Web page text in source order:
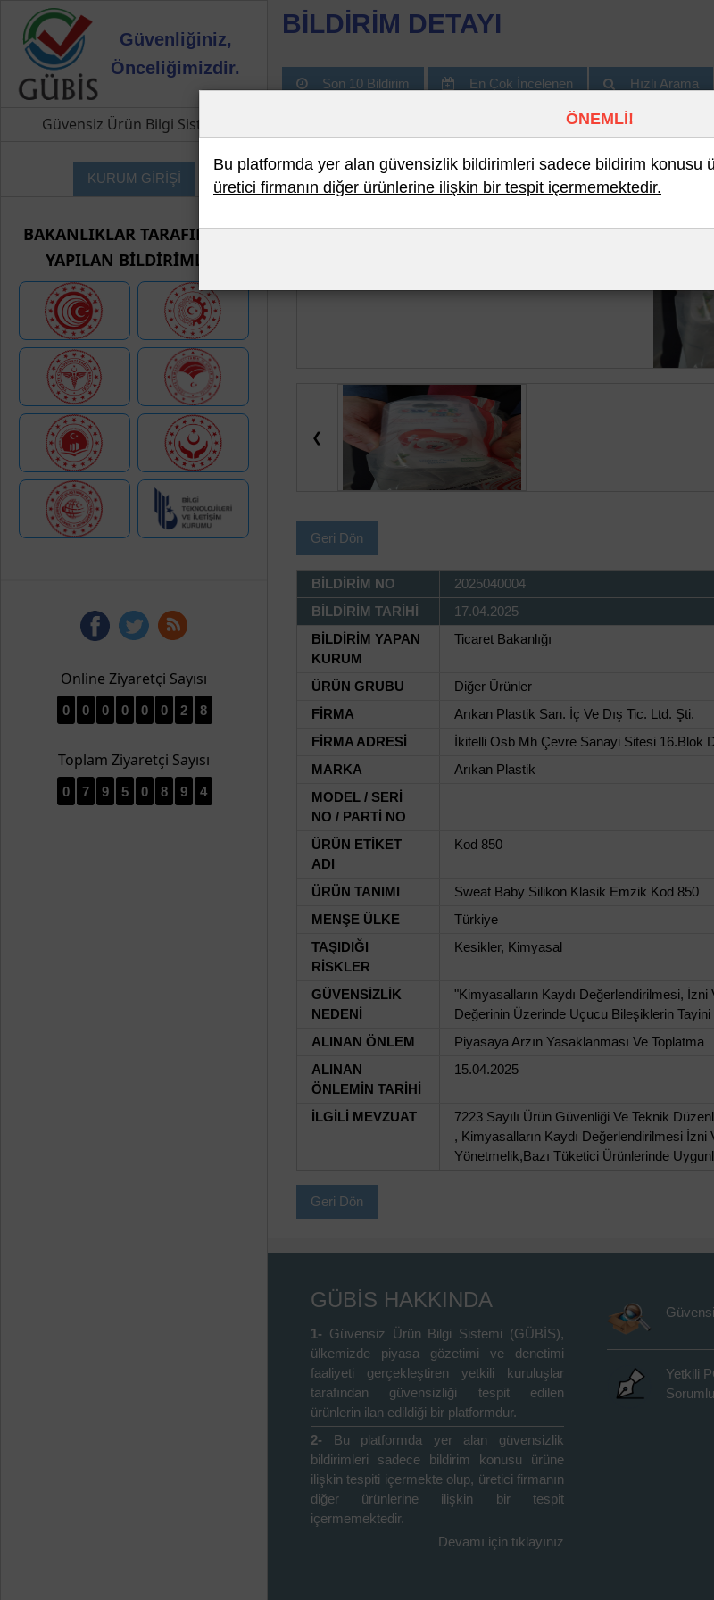
Güvenliğiniz,
Önceliğimizdir.
Güvensiz Ürün Bilgi Sistemi
KURUM GİRİŞİ
BAKANLIKLAR TARAFINDAN
YAPILAN BİLDİRİMLER
Online Ziyaretçi Sayısı
0 0 0 0 0 0 2 8
Toplam Ziyaretçi Sayısı
0 7 9 5 0 8 9 4
BİLDİRİM DETAYI
Son 10 Bildirim En Çok İncelenen Hızlı Arama
❮
Geri Dön
BİLDİRİM NO
2025040004
BİLDİRİM TARİHİ
17.04.2025
BİLDİRİM YAPAN
KURUM
Ticaret Bakanlığı
ÜRÜN GRUBU
Diğer Ürünler
FİRMA
Arıkan Plastik San. İç Ve Dış Tic. Ltd. Şti.
FİRMA ADRESİ
İkitelli Osb Mh Çevre Sanayi Sitesi 16.Blok
MARKA
Arıkan Plastik
MODEL / SERİ
NO / PARTİ NO
ÜRÜN ETİKET
ADI
Kod 850
ÜRÜN TANIMI
Sweat Baby Silikon Klasik Emzik Kod 850
MENŞE ÜLKE
Türkiye
TAŞIDIĞI
RİSKLER
Kesikler, Kimyasal
GÜVENSİZLİK
NEDENİ
"Kimyasalların Kaydı Değerlendirilmesi, İzni
Değerinin Üzerinde Uçucu Bileşiklerin
ALINAN ÖNLEM
Piyasaya Arzın Yasaklanması Ve Toplatma
ALINAN
ÖNLEMİN TARİHİ
15.04.2025
İLGİLİ MEVZUAT
7223 Sayılı Ürün Güvenliği Ve Teknik
, Kimyasalların Kaydı Değerlendirilmesi İzni
Yönetmelik,Bazı Tüketici Ürünlerinde
Geri Dön
GÜBİS HAKKINDA
1- Güvensiz Ürün Bilgi Sistemi (GÜBİS),
ülkemizde piyasa gözetimi ve denetimi
faaliyeti gerçekleştiren yetkili kuruluşlar
tarafından güvensizliği tespit edilen
ürünlerin ilan edildiği bir platformdur.
2-
Bu platformda yer alan güvensizlik
bildirimleri sadece bildirim konusu ürüne
ilişkin tespiti içermekte olup, üretici firmanın
diğer ürünlerine ilişkin bir tespit
içermemektedir.
Devamı için tıklayınız
Yetkili
ÖNEMLİ!
Bu platformda yer alan güvensizlik bildirimleri sadece bildirim konusu
üretici firmanın diğer ürünlerine ilişkin bir tespit içermemektedir.